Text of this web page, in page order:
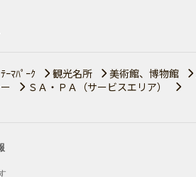
ｰﾏﾊﾟｰｸ 観光名所 美術館、博物館
ＳＡ・ＰＡ（サービスエリア）